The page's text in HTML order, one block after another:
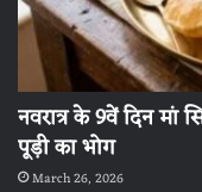
नवरात्र के 9वें दिन मां
पूड़ी का भोग
March 26, 2026